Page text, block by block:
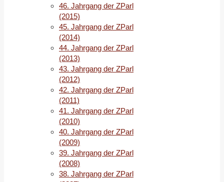
46. Jahrgang der ZParl
(2015)
45. Jahrgang der ZParl
(2014)
44. Jahrgang der ZParl
(2013)
43. Jahrgang der ZParl
(2012)
42. Jahrgang der ZParl
(2011)
41. Jahrgang der ZParl
(2010)
40. Jahrgang der ZParl
(2009)
39. Jahrgang der ZParl
(2008)
38. Jahrgang der ZParl